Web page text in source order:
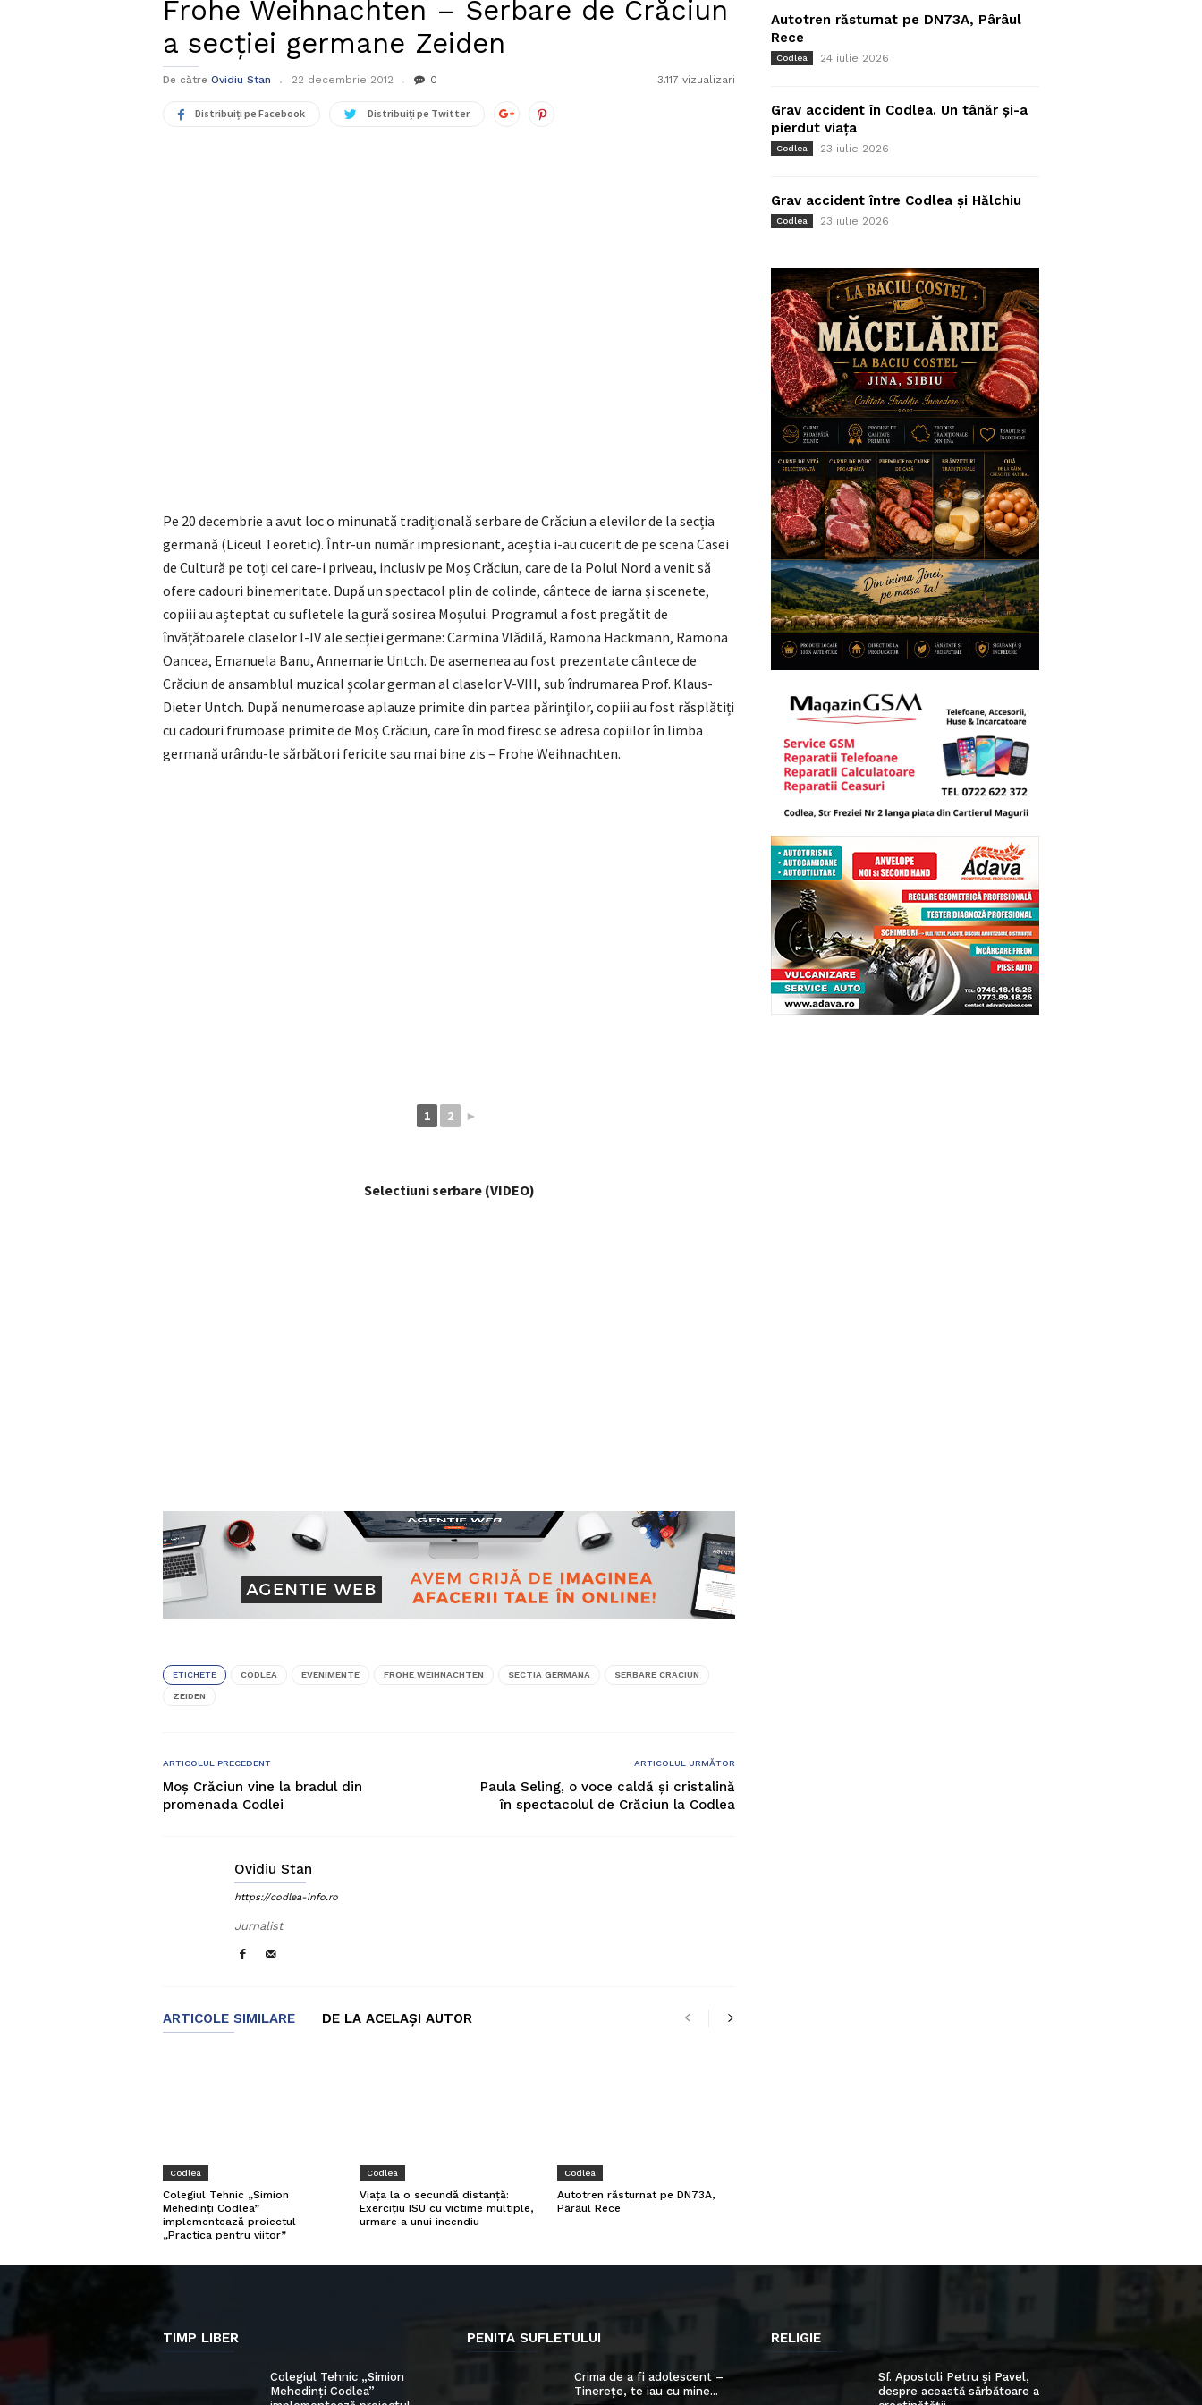
Frohe Weihnachten – Serbare de Crăciun
a secției germane Zeiden
De către Ovidiu Stan 22 decembrie 2012 0 3.117 vizualizari
Distribuiți pe Facebook Distribuiți pe Twitter
Pe 20 decembrie a avut loc o minunată tradițională serbare de Crăciun a elevilor de la secția
germană (Liceul Teoretic). Într-un număr impresionant, aceștia i-au cucerit de pe scena Casei
de Cultură pe toți cei care-i priveau, inclusiv pe Moș Crăciun, care de la Polul Nord a venit să
ofere cadouri binemeritate. După un spectacol plin de colinde, cântece de iarna și scenete,
copiii au așteptat cu sufletele la gură sosirea Moșului. Programul a fost pregătit de
învățătoarele claselor I-IV ale secției germane: Carmina Vlădilă, Ramona Hackmann, Ramona
Oancea, Emanuela Banu, Annemarie Untch. De asemenea au fost prezentate cântece de
Crăciun de ansamblul muzical școlar german al claselor V-VIII, sub îndrumarea Prof. Klaus-
Dieter Untch. După nenumeroase aplauze primite din partea părinților, copiii au fost răsplătiți
cu cadouri frumoase primite de Moș Crăciun, care în mod firesc se adresa copiilor în limba
germană urându-le sărbători fericite sau mai bine zis – Frohe Weihnachten.
1 2 ►
Selectiuni serbare (VIDEO)
ETICHETE CODLEA EVENIMENTE FROHE WEIHNACHTEN SECTIA GERMANA SERBARE CRACIUN
ZEIDEN
ARTICOLUL PRECEDENT
Moș Crăciun vine la bradul din
promenada Codlei
ARTICOLUL URMĂTOR
Paula Seling, o voce caldă și cristalină
în spectacolul de Crăciun la Codlea
Ovidiu Stan
https://codlea-info.ro
Jurnalist
ARTICOLE SIMILARE DE LA ACELAȘI AUTOR
Codlea
Colegiul Tehnic „Simion
Mehedinți Codlea”
implementează proiectul
„Practica pentru viitor”
Codlea
Viața la o secundă distanță:
Exercițiu ISU cu victime multiple,
urmare a unui incendiu
Codlea
Autotren răsturnat pe DN73A,
Pârâul Rece
Autotren răsturnat pe DN73A, Pârâul
Rece
Codlea 24 iulie 2026
Grav accident în Codlea. Un tânăr și-a
pierdut viața
Codlea 23 iulie 2026
Grav accident între Codlea și Hălchiu
Codlea 23 iulie 2026
TIMP LIBER
Colegiul Tehnic „Simion
Mehedinți Codlea”
PENITA SUFLETULUI
Crima de a fi adolescent –
Tinerețe, te iau cu mine...
RELIGIE
Sf. Apostoli Petru și Pavel,
despre această sărbătoare a